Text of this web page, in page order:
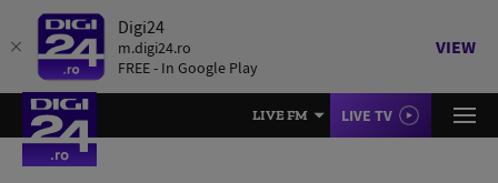
Digi24
m.digi24.ro
FREE - In Google Play
VIEW
LIVE FM LIVE TV